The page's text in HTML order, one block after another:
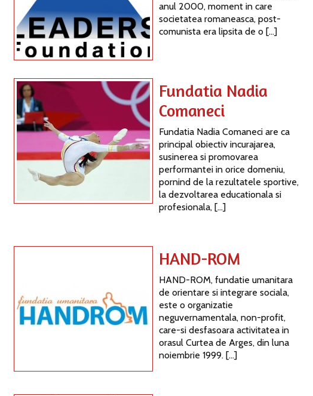
anul 2000, moment in care
societatea romaneasca, post-
comunista era lipsita de o […]
Fundatia Nadia
Comaneci
Fundatia Nadia Comaneci are ca
principal obiectiv incurajarea,
susinerea si promovarea
performantei in orice domeniu,
pornind de la rezultatele sportive,
la dezvoltarea educationala si
profesionala, […]
HAND-ROM
HAND-ROM, fundatie umanitara
de orientare si integrare sociala,
este o organizatie
neguvernamentala, non-profit,
care-si desfasoara activitatea in
orasul Curtea de Arges, din luna
noiembrie 1999. […]